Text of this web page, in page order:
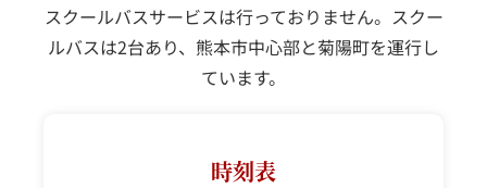
スクールバスサービスは行っておりません。スクー
ルバスは2台あり、熊本市中心部と菊陽町を運行し
ています。
時刻表